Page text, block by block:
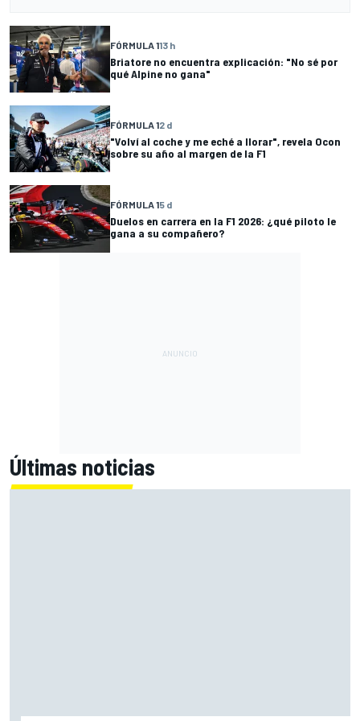
FÓRMULA 113 h
Briatore no encuentra explicación: "No sé por
qué Alpine no gana"
FÓRMULA 12 d
"Volví al coche y me eché a llorar", revela Ocon
sobre su año al margen de la F1
FÓRMULA 15 d
Duelos en carrera en la F1 2026: ¿qué piloto le
gana a su compañero?
Últimas noticias